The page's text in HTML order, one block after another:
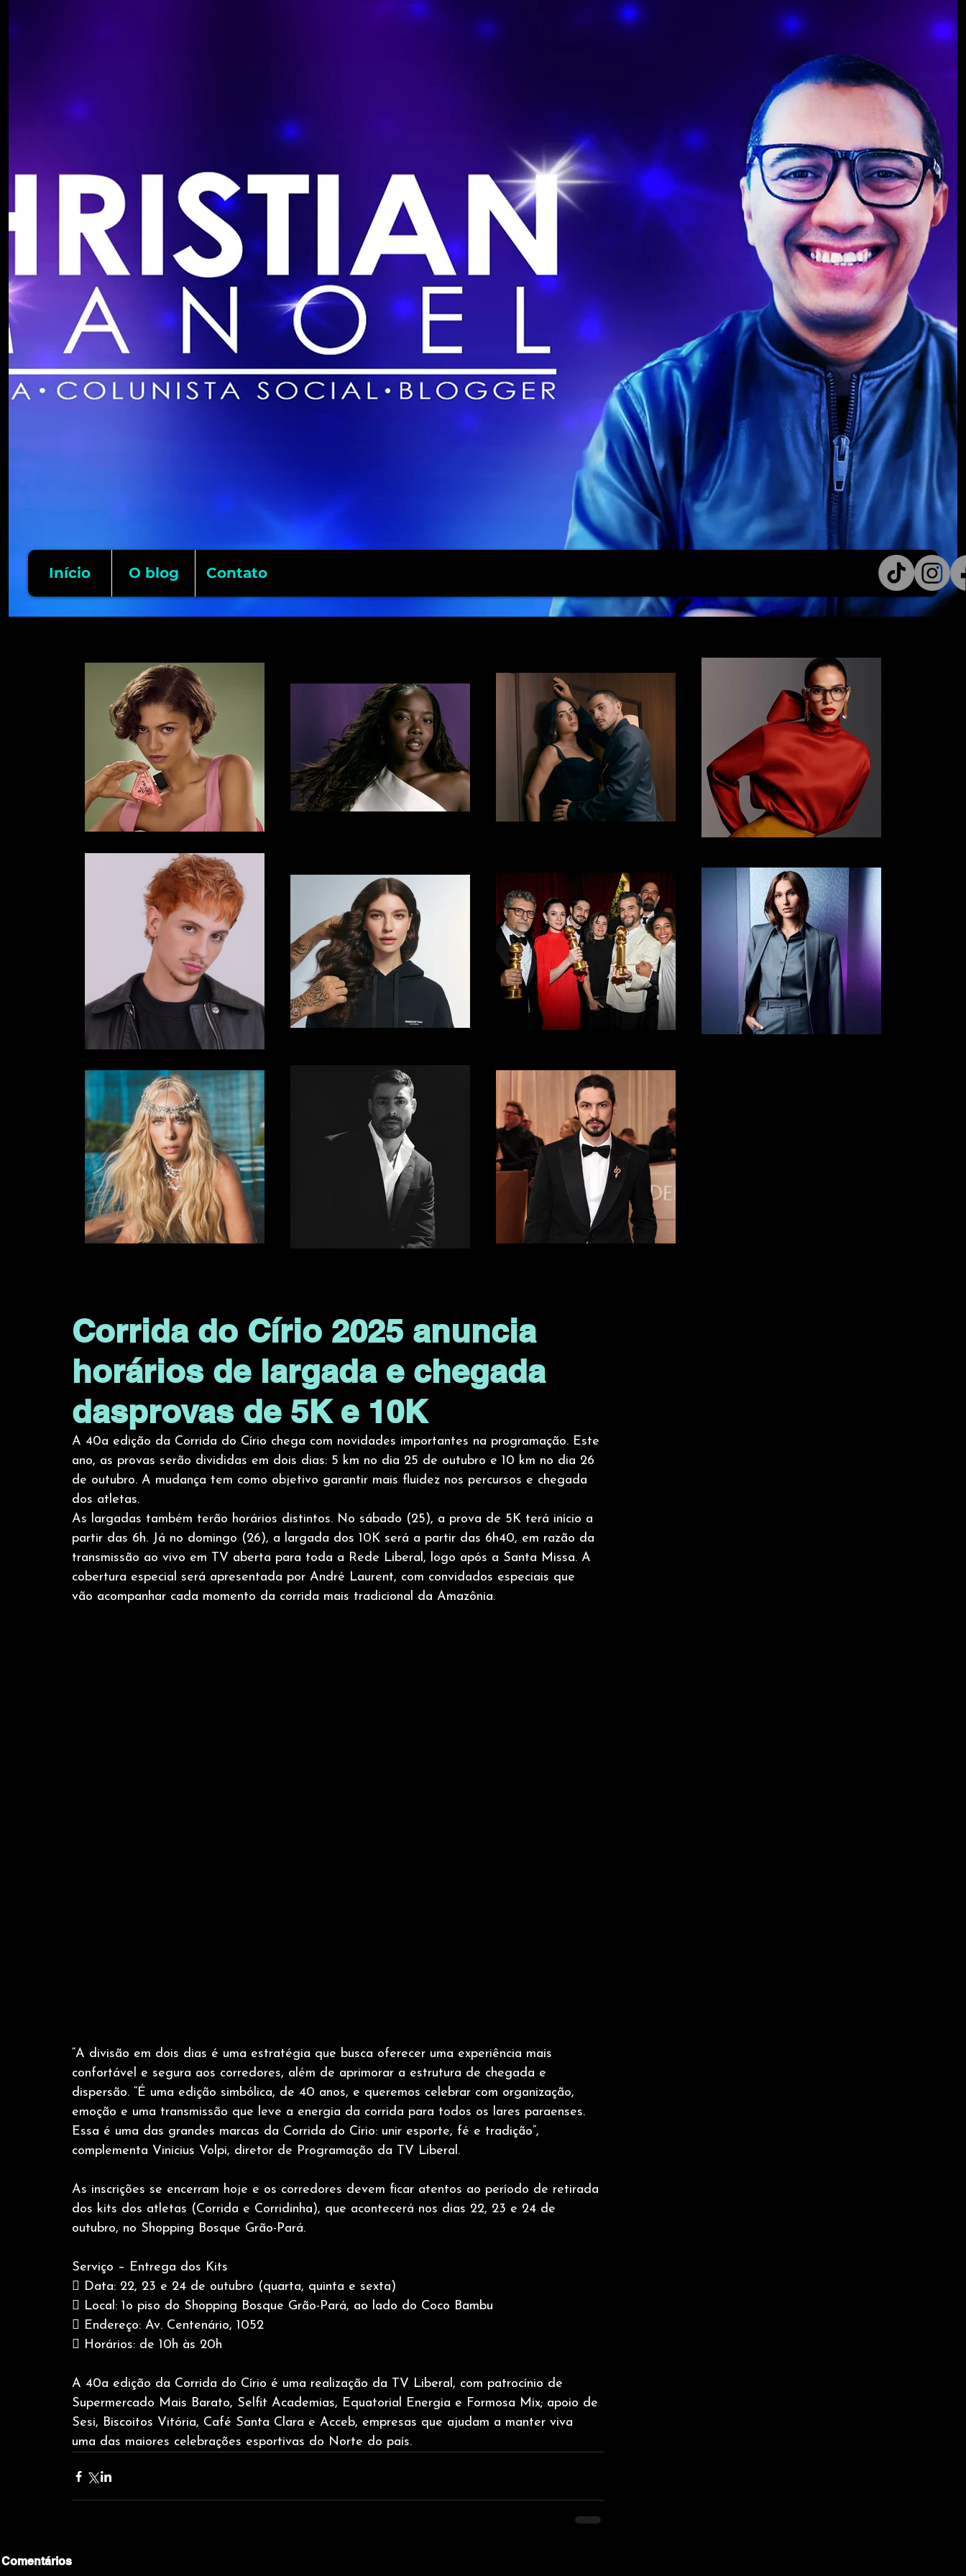
Início O blog Contato
Corrida do Círio 2025 anuncia
horários de largada e chegada
dasprovas de 5K e 10K
A 40a edição da Corrida do Círio chega com novidades importantes na programação. Este
ano, as provas serão divididas em dois dias: 5 km no dia 25 de outubro e 10 km no dia 26
de outubro. A mudança tem como objetivo garantir mais fluidez nos percursos e chegada
dos atletas.
As largadas também terão horários distintos. No sábado (25), a prova de 5K terá início a
partir das 6h. Já no domingo (26), a largada dos 10K será a partir das 6h40, em razão da
transmissão ao vivo em TV aberta para toda a Rede Liberal, logo após a Santa Missa. A
cobertura especial será apresentada por André Laurent, com convidados especiais que
vão acompanhar cada momento da corrida mais tradicional da Amazônia.
“A divisão em dois dias é uma estratégia que busca oferecer uma experiência mais
confortável e segura aos corredores, além de aprimorar a estrutura de chegada e
dispersão. “É uma edição simbólica, de 40 anos, e queremos celebrar com organização,
emoção e uma transmissão que leve a energia da corrida para todos os lares paraenses.
Essa é uma das grandes marcas da Corrida do Círio: unir esporte, fé e tradição”,
complementa Vinicius Volpi, diretor de Programação da TV Liberal.
As inscrições se encerram hoje e os corredores devem ficar atentos ao período de retirada
dos kits dos atletas (Corrida e Corridinha), que acontecerá nos dias 22, 23 e 24 de
outubro, no Shopping Bosque Grão-Pará.
Serviço – Entrega dos Kits
 Data: 22, 23 e 24 de outubro (quarta, quinta e sexta)
 Local: 1o piso do Shopping Bosque Grão-Pará, ao lado do Coco Bambu
 Endereço: Av. Centenário, 1052
 Horários: de 10h às 20h
A 40a edição da Corrida do Círio é uma realização da TV Liberal, com patrocínio de
Supermercado Mais Barato, Selfit Academias, Equatorial Energia e Formosa Mix; apoio de
Sesi, Biscoitos Vitória, Café Santa Clara e Acceb, empresas que ajudam a manter viva
uma das maiores celebrações esportivas do Norte do país.
Comentários